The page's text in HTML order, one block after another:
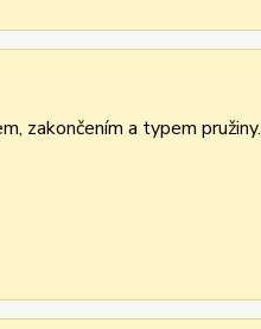
zakončením a typem pružiny.